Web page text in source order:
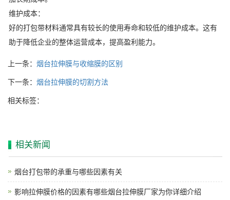
维护成本：
好的打包带材料通常具有较长的使用寿命和较低的维护成本。这有
助于降低企业的整体运营成本，提高盈利能力。
上一条： 烟台拉伸膜与收缩膜的区别
下一条： 烟台拉伸膜的切割方法
相关标签：
相关新闻
烟台打包带的承重与哪些因素有关
影响拉伸膜价格的因素有哪些烟台拉伸膜厂家为你详细介绍